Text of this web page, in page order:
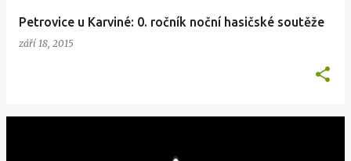
Petrovice u Karviné: 0. ročník noční hasičské soutěže
září 18, 2015